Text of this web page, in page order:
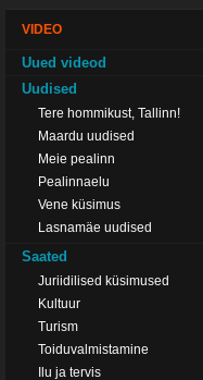
VIDEO
Uued videod
Uudised
Tere hommikust, Tallinn!
Maardu uudised
Meie pealinn
Pealinnaelu
Vene küsimus
Lasnamäe uudised
Saated
Juriidilised küsimused
Kultuur
Turism
Toiduvalmistamine
Ilu ja tervis